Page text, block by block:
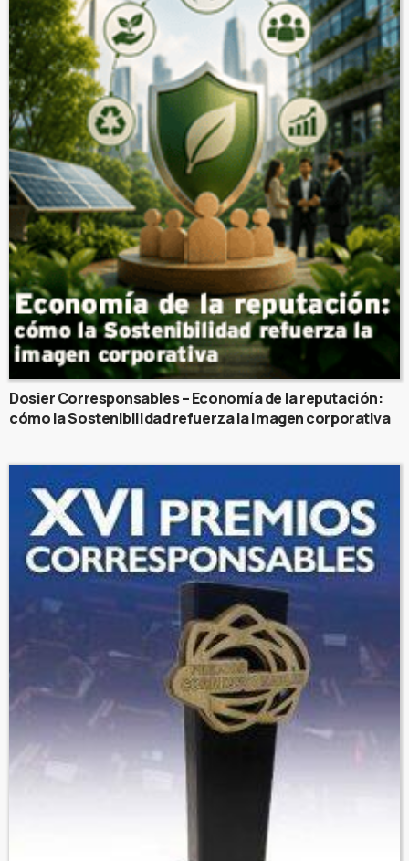
Dosier Corresponsables – Economía de la reputación:
cómo la Sostenibilidad refuerza la imagen corporativa